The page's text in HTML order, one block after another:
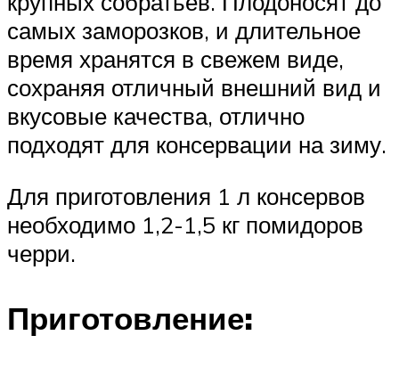
самых заморозков, и длительное
время хранятся в свежем виде,
сохраняя отличный внешний вид и
вкусовые качества, отлично
подходят для консервации на зиму.
Для приготовления 1 л консервов
необходимо 1,2-1,5 кг помидоров
черри.
Приготовление: